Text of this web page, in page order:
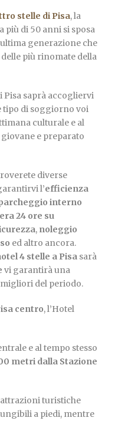
stelle di Pisa, la
di 50 anni si sposa
generazione che
più rinomate della
Pisa saprà accogliervi
tipo di soggiorno voi
culturale e al
e preparato
diverse
l’efficienza
interno
24 ore su
, noleggio
ed altro ancora.
4 stelle a Pisa sarà
vi garantirà una
del periodo.
centro, l’Hotel
e al tempo stesso
metri dalla Stazione
turistiche
a piedi, mentre